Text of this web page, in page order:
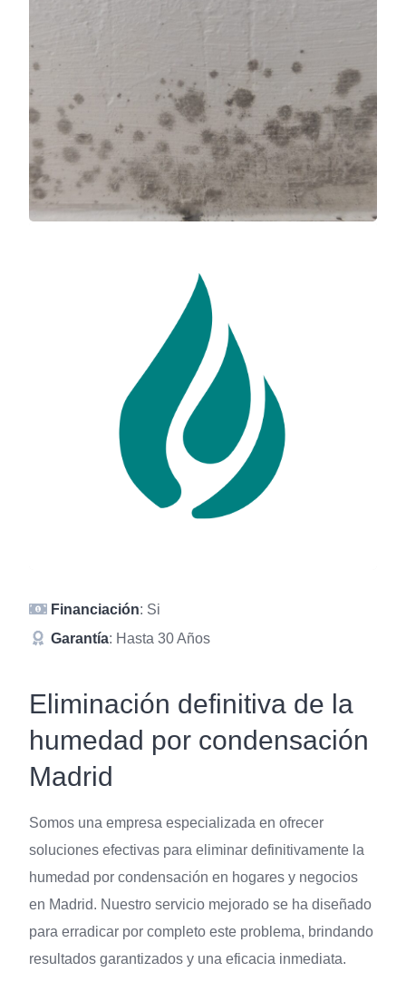
Financiación: Si
Garantía: Hasta 30 Años
Eliminación definitiva de la
humedad por condensación
Madrid
Somos una empresa especializada en ofrecer
soluciones efectivas para eliminar definitivamente la
humedad por condensación en hogares y negocios
en Madrid. Nuestro servicio mejorado se ha diseñado
para erradicar por completo este problema, brindando
resultados garantizados y una eficacia inmediata.